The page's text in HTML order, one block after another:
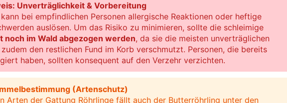
Unverträglichkeit & Vorbereitung
bei empfindlichen Personen allergische Reaktionen oder heftige
auslösen. Um das Risiko zu minimieren, sollte die schleimige
noch im Wald abgezogen werden, da sie die meisten unverträglichen
den restlichen Fund im Korb verschmutzt. Personen, die bereits
haben, sollten konsequent auf den Verzehr verzichten.
(Artenschutz)
Arten der Gattung Röhrlinge fällt auch der Butterröhrling unter den